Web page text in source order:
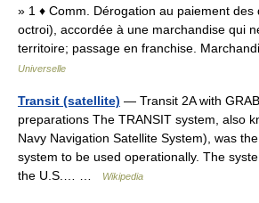
» 1 ♦ Comm. Dérogation au paiement des
octroi), accordée à une marchandise qui
territoire; passage en franchise.
Universelle
Transit (satellite) — Transit 2A with
preparations The TRANSIT system, also
Navy Navigation Satellite System), was
system to be used operationally. The
the U.S.… …
Wikipedia